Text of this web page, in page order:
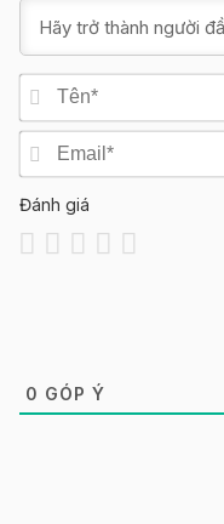
Đánh giá
0 GÓP Ý